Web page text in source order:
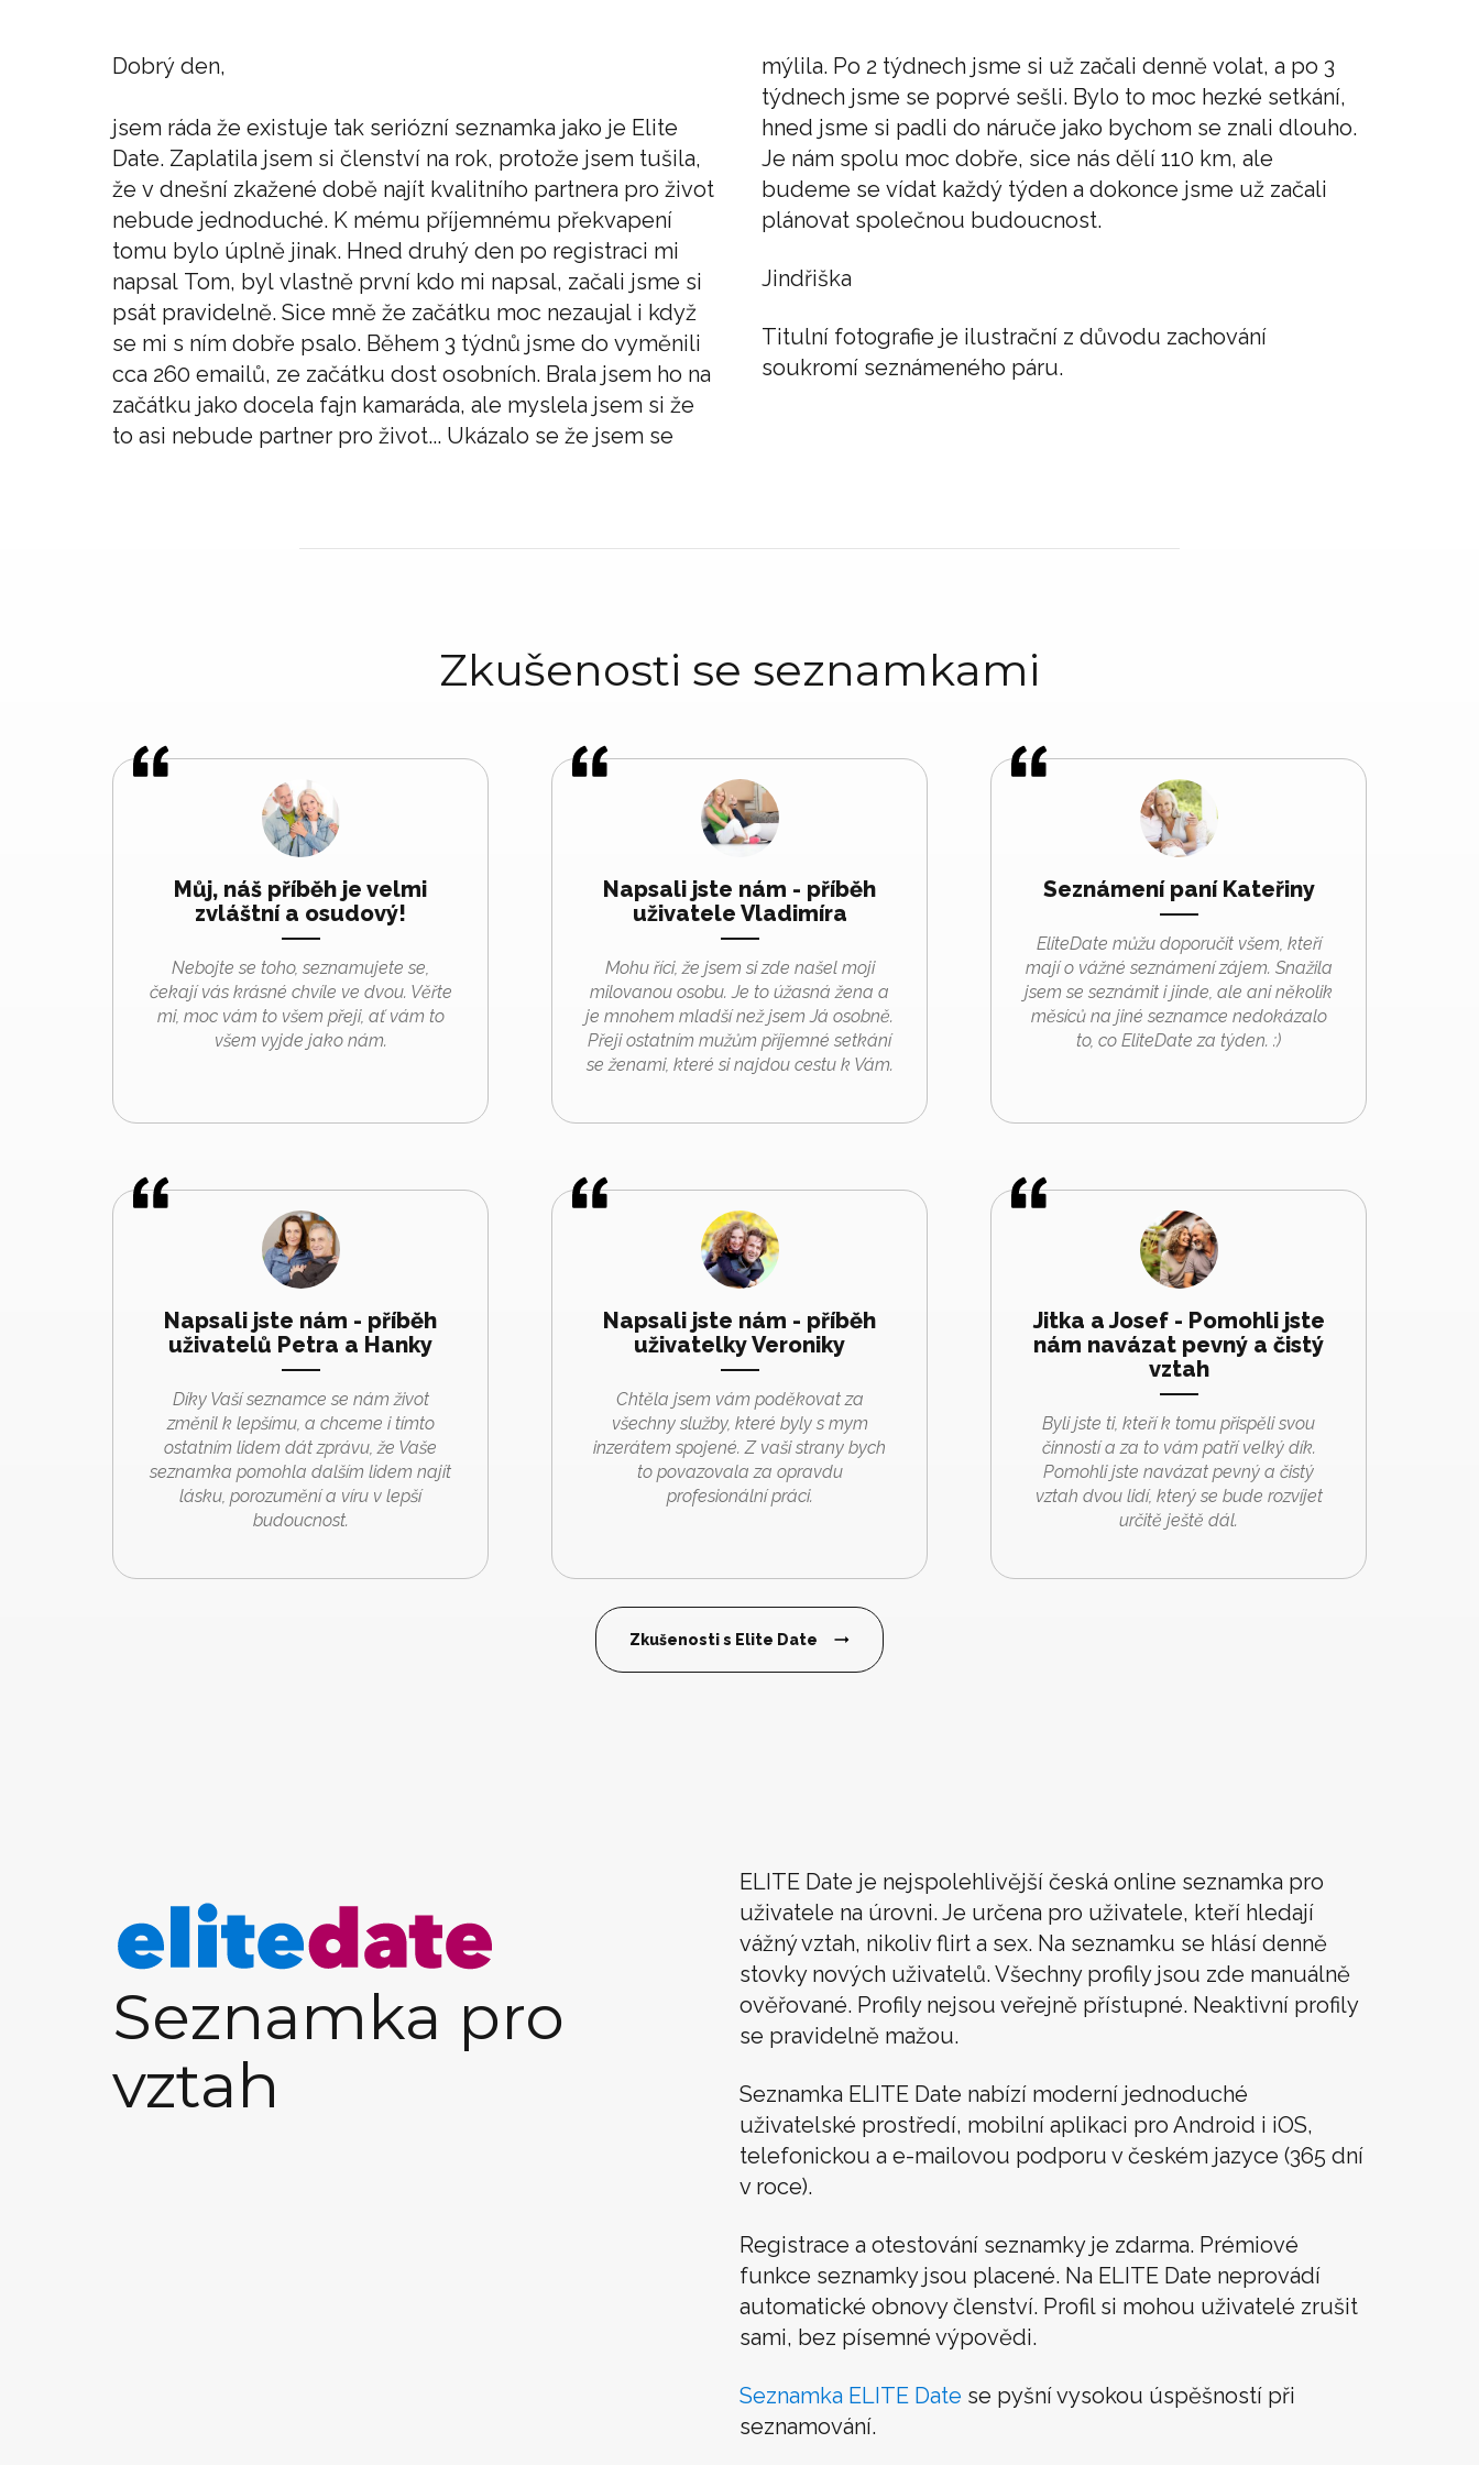
Dobrý den,
jsem ráda že existuje tak seriózní seznamka jako je Elite
Date. Zaplatila jsem si členství na rok, protože jsem tušila,
že v dnešní zkažené době najít kvalitního partnera pro život
nebude jednoduché. K mému příjemnému překvapení
tomu bylo úplně jinak. Hned druhý den po registraci mi
napsal Tom, byl vlastně první kdo mi napsal, začali jsme si
psát pravidelně. Sice mně že začátku moc nezaujal i když
se mi s ním dobře psalo. Během 3 týdnů jsme do vyměnili
cca 260 emailů, ze začátku dost osobních. Brala jsem ho na
začátku jako docela fajn kamaráda, ale myslela jsem si že
to asi nebude partner pro život... Ukázalo se že jsem se
mýlila. Po 2 týdnech jsme si už začali denně volat, a po 3
týdnech jsme se poprvé sešli. Bylo to moc hezké setkání,
hned jsme si padli do náruče jako bychom se znali dlouho.
Je nám spolu moc dobře, sice nás dělí 110 km, ale
budeme se vídat každý týden a dokonce jsme už začali
plánovat společnou budoucnost.
Jindřiška
Titulní fotografie je ilustrační z důvodu zachování
soukromí seznámeného páru.
Zkušenosti se seznamkami
Můj, náš příběh je velmi
zvláštní a osudový!
Nebojte se toho, seznamujete se,
čekají vás krásné chvíle ve dvou. Věřte
mi, moc vám to všem přeji, ať vám to
všem vyjde jako nám.
Napsali jste nám - příběh
uživatele Vladimíra
Mohu říci, že jsem si zde našel moji
milovanou osobu. Je to úžasná žena a
je mnohem mladší než jsem Já osobně.
Přeji ostatním mužům příjemné setkání
se ženami, které si najdou cestu k Vám.
Seznámení paní Kateřiny
EliteDate můžu doporučit všem, kteří
mají o vážné seznámení zájem. Snažila
jsem se seznámit i jinde, ale ani několik
měsíců na jiné seznamce nedokázalo
to, co EliteDate za týden. :)
Napsali jste nám - příběh
uživatelů Petra a Hanky
Díky Vaší seznamce se nám život
změnil k lepšímu, a chceme i tímto
ostatním lidem dát zprávu, že Vaše
seznamka pomohla dalším lidem najít
lásku, porozumění a víru v lepší
budoucnost.
Napsali jste nám - příběh
uživatelky Veroniky
Chtěla jsem vám poděkovat za
všechny služby, které byly s mym
inzerátem spojené. Z vaši strany bych
to povazovala za opravdu
profesionální práci.
Jitka a Josef - Pomohli jste
nám navázat pevný a čistý
vztah
Byli jste ti, kteří k tomu přispěli svou
činností a za to vám patří velký dík.
Pomohli jste navázat pevný a čistý
vztah dvou lidí, který se bude rozvíjet
určitě ještě dál.
Zkušenosti s Elite Date
Seznamka pro
vztah
ELITE Date je nejspolehlivější česká online seznamka pro
uživatele na úrovni. Je určena pro uživatele, kteří hledají
vážný vztah, nikoliv flirt a sex. Na seznamku se hlásí denně
stovky nových uživatelů. Všechny profily jsou zde manuálně
ověřované. Profily nejsou veřejně přístupné. Neaktivní profily
se pravidelně mažou.
Seznamka ELITE Date nabízí moderní jednoduché
uživatelské prostředí, mobilní aplikaci pro Android i iOS,
telefonickou a e-mailovou podporu v českém jazyce (365 dní
v roce).
Registrace a otestování seznamky je zdarma. Prémiové
funkce seznamky jsou placené. Na ELITE Date neprovádí
automatické obnovy členství. Profil si mohou uživatelé zrušit
sami, bez písemné výpovědi.
Seznamka ELITE Date se pyšní vysokou úspěšností při
seznamování.